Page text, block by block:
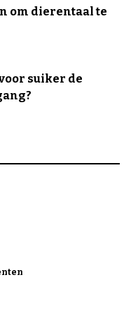
om dierentaal te
suiker de